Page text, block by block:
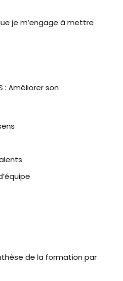
je m’engage à mettre
: Améliorer son
de la formation par